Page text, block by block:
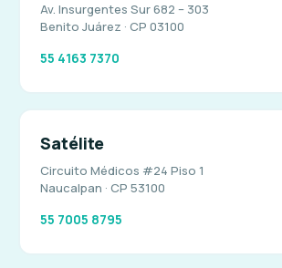
Av. Insurgentes Sur 682 – 303
Benito Juárez · CP 03100
55 4163 7370
Satélite
Circuito Médicos #24 Piso 1
Naucalpan · CP 53100
55 7005 8795